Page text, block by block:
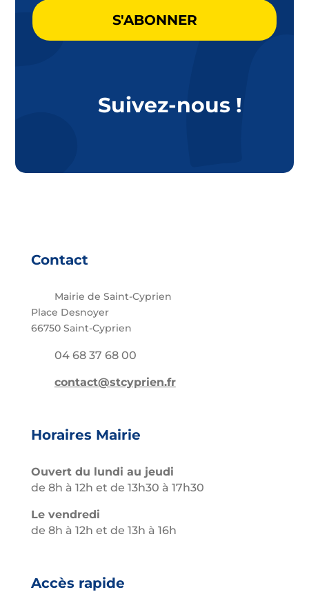
Suivez-nous !
Contact
Mairie de Saint-Cyprien
Place Desnoyer
66750 Saint-Cyprien
04 68 37 68 00
contact@stcyprien.fr
Horaires Mairie
Ouvert du lundi au jeudi
de 8h à 12h et de 13h30 à 17h30
Le vendredi
de 8h à 12h et de 13h à 16h
Accès rapide